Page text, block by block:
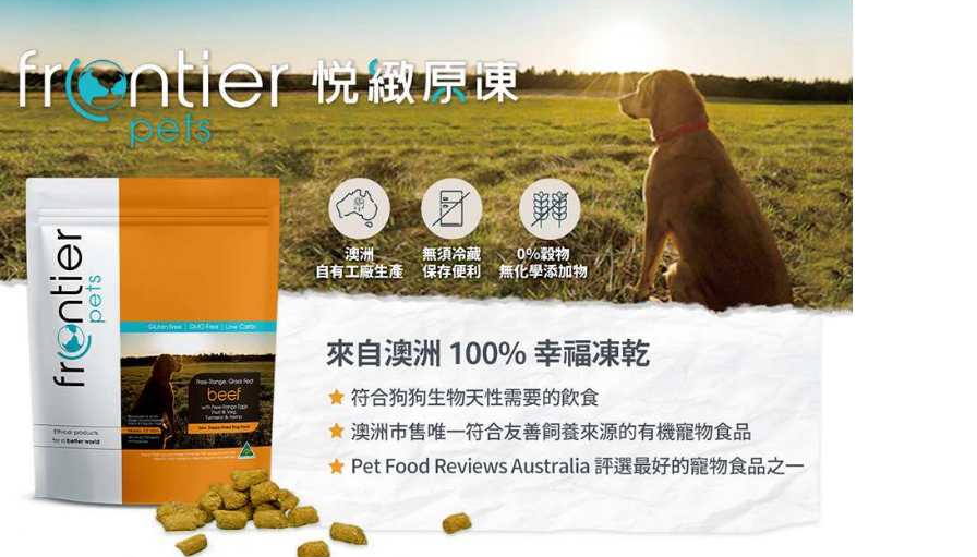
每筆NT$100，滿NT$2,000(含以上)免運費